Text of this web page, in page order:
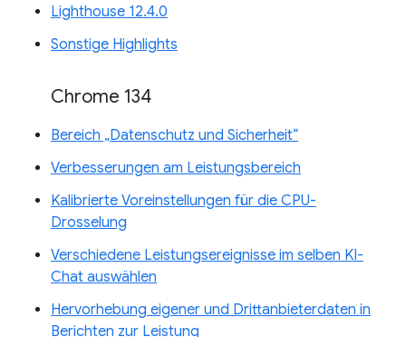
Lighthouse 12.4.0
Sonstige Highlights
Chrome 134
Bereich „Datenschutz und Sicherheit“
Verbesserungen am Leistungsbereich
Kalibrierte Voreinstellungen für die CPU-
Drosselung
Verschiedene Leistungsereignisse im selben KI-
Chat auswählen
Hervorhebung eigener und Drittanbieterdaten in
Berichten zur Leistung